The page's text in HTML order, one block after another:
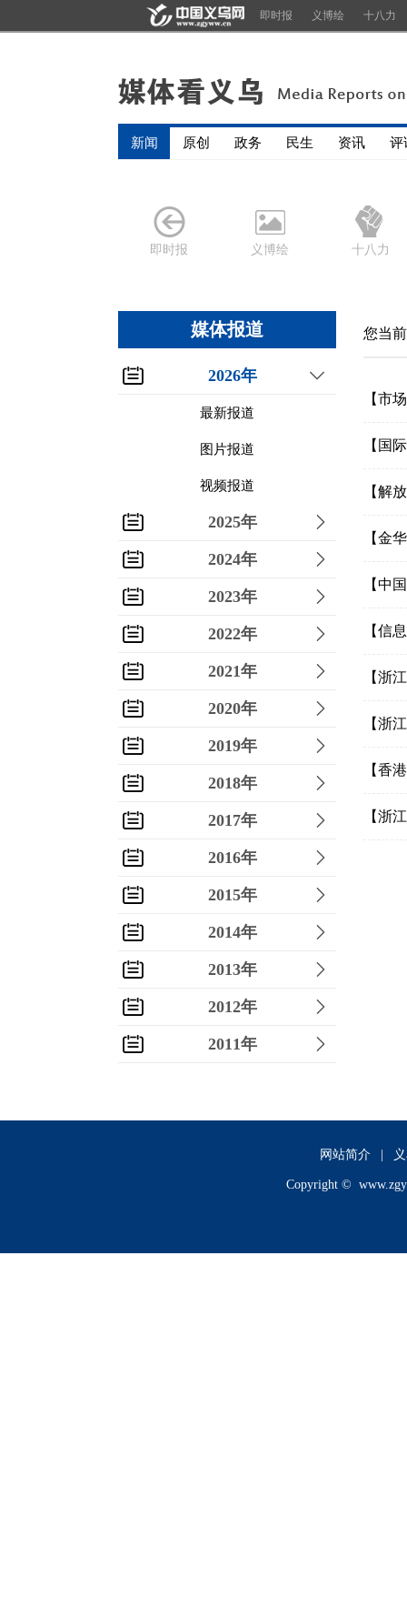
即时报 义博绘 十八力
新闻 原创 政务 民生 资讯 评
即时报 义博绘 十八力
媒体报道
2026年
最新报道
图片报道
视频报道
2025年
2024年
2023年
2022年
2021年
2020年
2019年
2018年
2017年
2016年
2015年
2014年
2013年
2012年
2011年
2009年
您当
【市
【国
【解
【金
【中
【信
【浙
【浙
【香
【浙
网站简介
Copyright ©